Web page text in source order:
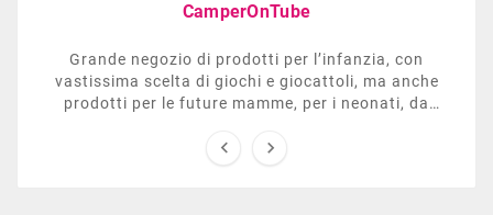
CamperOnTube
Grande negozio di prodotti per l’infanzia, con
vastissima scelta di giochi e giocattoli, ma anche
prodotti per le future mamme, per i neonati, da
sezione dedicata all’arredo giardino, giochi all’aperto,
 